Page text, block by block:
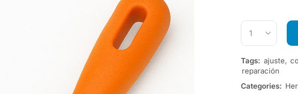
Tags: ajuste,
reparación
Categories: